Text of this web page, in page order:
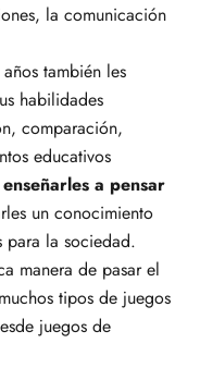
la comunicación
también les
habilidades
comparación,
educativos
enseñarles a pensar
un conocimiento
para la sociedad.
manera de pasar el
tipos de juegos
juegos de